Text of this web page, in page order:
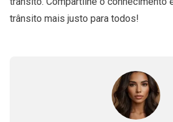
trânsito mais justo para todos!